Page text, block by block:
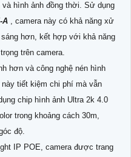
hình ảnh đồng thời. Sử dụng
A , camera này có khả năng xử
hơn, kết hợp với khả năng
trên camera.
hơn và công nghệ nén hình
này tiết kiệm chi phí mà vẫn
chip hình ảnh Ultra 2k 4.0
trong khoảng cách 30m,
độ.
IP POE, camera được trang